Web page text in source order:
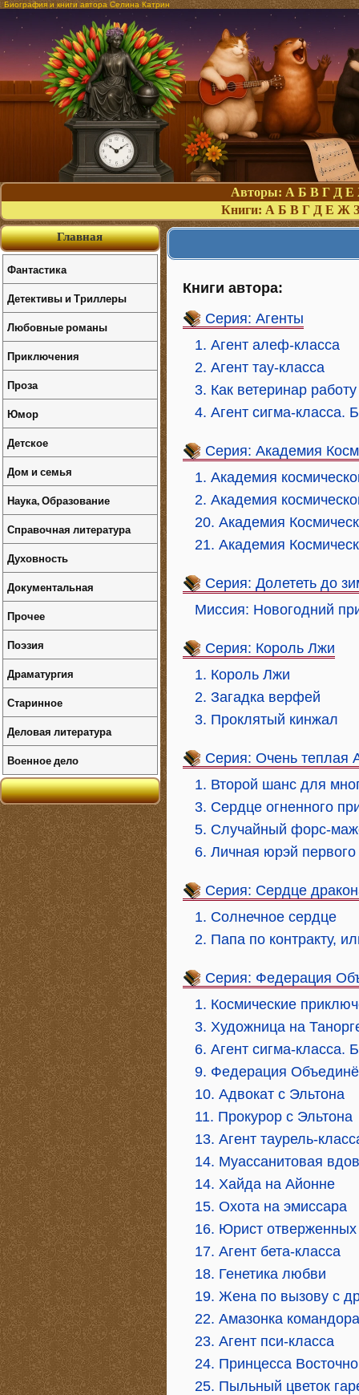
Биография и книги автора Селина Катрин
Авторы: А Б В Г Д Е
Книги: А Б В Г Д Е Ж З
Книги автора:
Серия: Агенты
1. Агент алеф-класса
2. Агент тау-класса
3. Как ветеринар
4. Агент сигма-класса.
Серия: Академия
1. Академия
2. Академия
20. Академия
21. Академия
Серия: Долететь до
Миссия: Новогодний
Серия: Король Лжи
1. Король Лжи
2. Загадка верфей
3. Проклятый кинжал
Серия: Очень теплая
1. Второй шанс для
3. Сердце огненного
5. Случайный форс-
6. Личная юрэй
Серия: Сердце
1. Солнечное сердце
2. Папа по контракту,
Серия: Федерация
1. Космические
3. Художница на
6. Агент сигма-класса.
9. Федерация
10. Адвокат с Эльтона
11. Прокурор с Эльтона
13. Агент таурель-
14. Муассанитовая
14. Хайда на Айонне
15. Охота на эмиссара
16. Юрист отверженных
17. Агент бета-класса
18. Генетика любви
19. Жена по вызову с
22. Амазонка командора
23. Агент пси-класса
24. Принцесса
25. Пыльный цветок
Главная
Фантастика
Детективы и Триллеры
Любовные романы
Приключения
Проза
Юмор
Детское
Дом и семья
Наука, Образование
Справочная литература
Духовность
Документальная
Прочее
Поэзия
Драматургия
Старинное
Деловая литература
Военное дело